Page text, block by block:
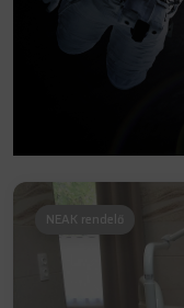
NEAK rendelő